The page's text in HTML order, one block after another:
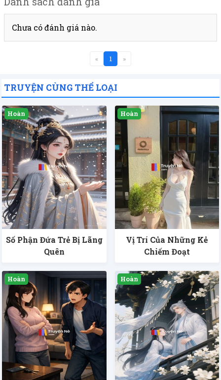
Chưa có đánh giá nào.
« 1 »
TRUYỆN CÙNG THỂ LOẠI
Số Phận Đứa Trẻ Bị Lãng
Quên
Vị Trí Của Những Kẻ
Chiếm Đoạt